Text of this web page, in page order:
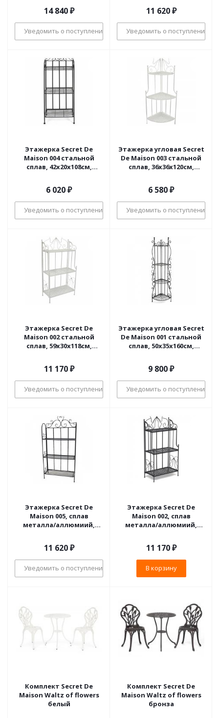
48*40*93, Античный
белый (Antique White)
14 840₽
Уведомить о поступлении
11 620₽
Уведомить о поступлении
Этажерка Secret De
Maison 004 стальной
сплав, 42х20х108см,
только по 4 шт)
6 020₽
Уведомить о поступлении
Этажерка угловая Secret
De Maison 003 стальной
сплав, 36х36х120см,
6 580₽
Уведомить о поступлении
Этажерка Secret De
Maison 002 стальной
сплав, 59х30х118см,
11 170₽
Уведомить о поступлении
Этажерка угловая Secret
De Maison 001 стальной
сплав, 50х35х160см,
9 800₽
Уведомить о поступлении
Этажерка Secret De
Maison 005, сплав
металла/аллюмиий,
11 620₽
Уведомить о поступлении
Этажерка Secret De
Maison 002, сплав
металла/аллюмиий,
11 170₽
В корзину
Комплект Secret De
Maison Waltz of flowers
белый
Комплект Secret De
Maison Waltz of flowers
бронза